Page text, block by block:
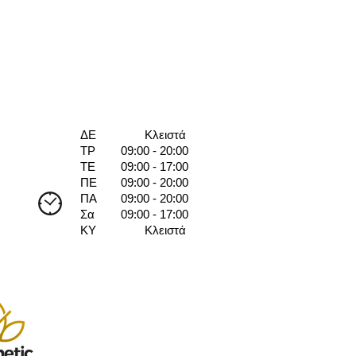
ΔΕ
ΤΡ
ΤΕ
ΠΕ
ΠΑ
Σα
ΚΥ
Κλειστά
09:00 - 20:00
09:00 - 17:00
09:00 - 20:00
09:00 - 20:00
09:00 - 17:00
Κλειστά